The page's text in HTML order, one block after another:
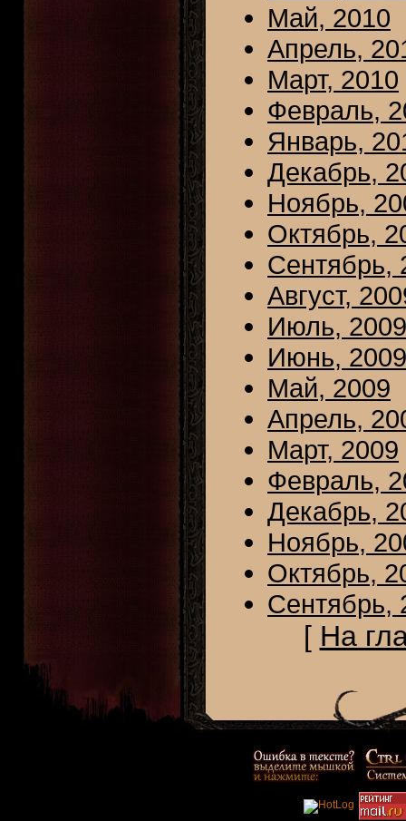
Май, 2010
Апрель,
Март, 2010
Февраль,
Январь,
Декабрь,
Ноябрь,
Октябрь,
Сентябрь,
Август,
Июль, 2009
Июнь, 2009
Май, 2009
Апрель,
Март, 2009
Февраль,
Декабрь,
Ноябрь,
Октябрь,
Сентябрь,
[ На